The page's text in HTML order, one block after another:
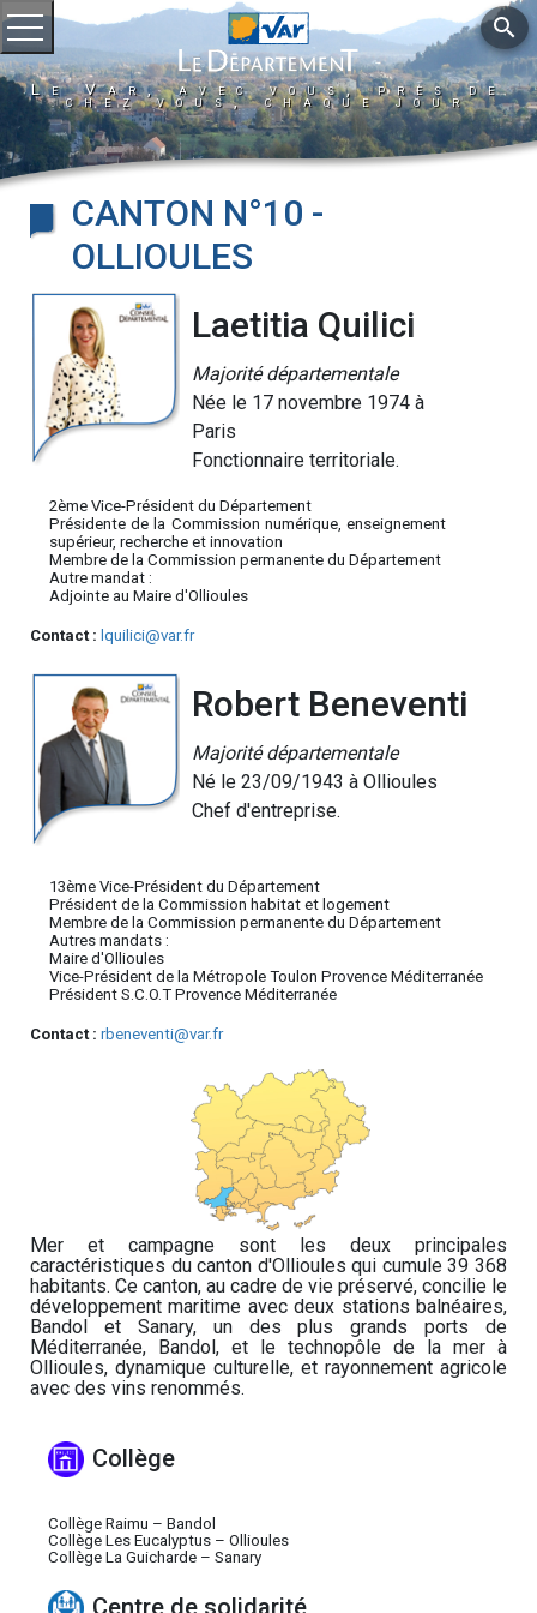
Ouvrir le menu
Le Var, avec vous, près de
chez vous, chaque jour
search
CANTON N°10 -
OLLIOULES
Laetitia Quilici
Majorité départementale
Née le 17 novembre 1974 à
Paris
Fonctionnaire territoriale.
2ème Vice-Président du Département
Présidente de la Commission numérique, enseignement
supérieur, recherche et innovation
Membre de la Commission permanente du Département
Autre mandat :
Adjointe au Maire d'Ollioules
Contact : lquilici@var.fr
Robert Beneventi
Majorité départementale
Né le 23/09/1943 à Ollioules
Chef d'entreprise.
13ème Vice-Président du Département
Président de la Commission habitat et logement
Membre de la Commission permanente du Département
Autres mandats :
Maire d'Ollioules
Vice-Président de la Métropole Toulon Provence Méditerranée
Président S.C.O.T Provence Méditerranée
Contact : rbeneventi@var.fr
Mer et campagne sont les deux principales
caractéristiques du canton d'Ollioules qui cumule 39 368
habitants. Ce canton, au cadre de vie préservé, concilie le
développement maritime avec deux stations balnéaires,
Bandol et Sanary, un des plus grands ports de
Méditerranée, Bandol, et le technopôle de la mer à
Ollioules, dynamique culturelle, et rayonnement agricole
avec des vins renommés.
Collège
Collège Raimu – Bandol
Collège Les Eucalyptus – Ollioules
Collège La Guicharde – Sanary
Centre de solidarité